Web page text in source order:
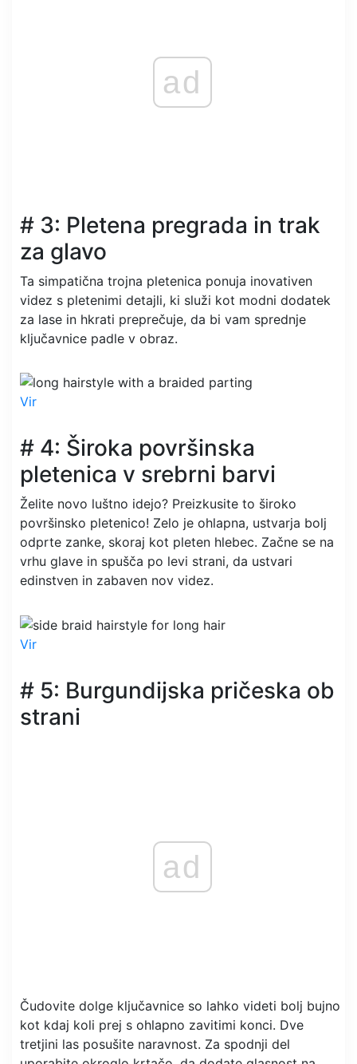
ad
# 3: Pletena pregrada in trak
za glavo
Ta simpatična trojna pletenica ponuja inovativen
videz s pletenimi detajli, ki služi kot modni dodatek
za lase in hkrati preprečuje, da bi vam sprednje
ključavnice padle v obraz.
Vir
# 4: Široka površinska
pletenica v srebrni barvi
Želite novo luštno idejo? Preizkusite to široko
površinsko pletenico! Zelo je ohlapna, ustvarja bolj
odprte zanke, skoraj kot pleten hlebec. Začne se na
vrhu glave in spušča po levi strani, da ustvari
edinstven in zabaven nov videz.
Vir
# 5: Burgundijska pričeska ob
strani
ad
Čudovite dolge ključavnice so lahko videti bolj bujno
kot kdaj koli prej s ohlapno zavitimi konci. Dve
tretjini las posušite naravnost. Za spodnji del